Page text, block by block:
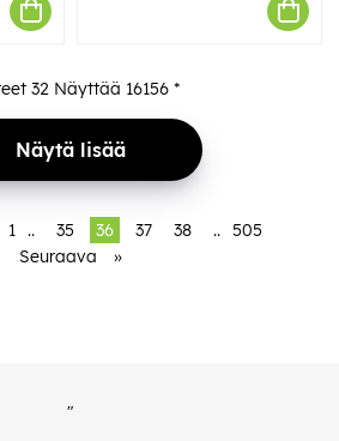
32Näyttää 16156*
Näytä lisää
1 .. 35 36 37 38 .. 505
Seuraava
»
"